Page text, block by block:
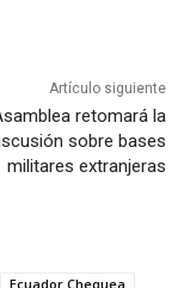
Artículo siguiente
retomará la
sobre bases
militares extranjeras
Ecuador Chequea